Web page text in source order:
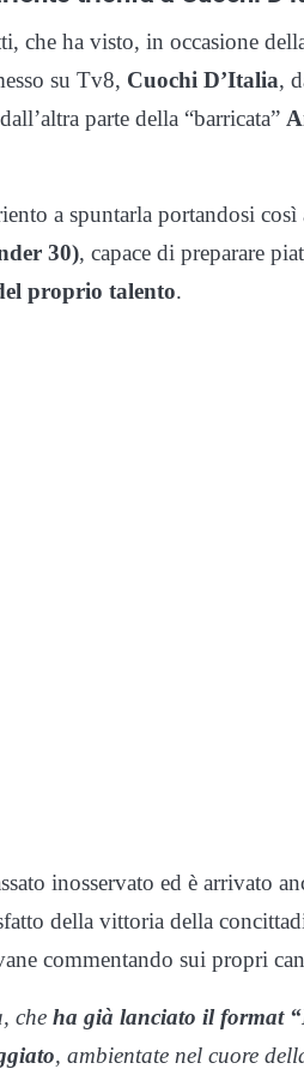
che ha visto, in occasione
su Tv8, Cuochi D’Italia,
parte della “barricata”
a spuntarla portandosi
30), capace di preparare
proprio talento.
inosservato ed è arrivato
della vittoria della
commentando sui propri
che ha già lanciato il format
, ambientate nel cuore